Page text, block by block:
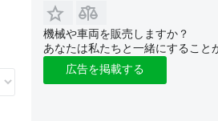
機械や車両を販売しますか？
あなたは私たちと一緒にすること
広告を掲載する